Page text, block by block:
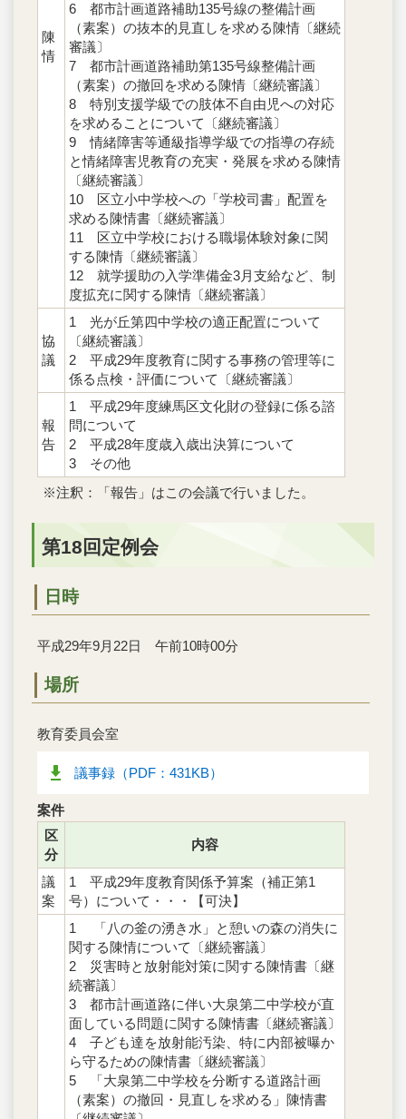
陳
情
6 都市計画道路補助135号線の整備計画
（素案）の抜本的見直しを求める陳情〔継続
審議〕
7 都市計画道路補助第135号線整備計画
（素案）の撤回を求める陳情〔継続審議〕
8 特別支援学級での肢体不自由児への対応
を求めることについて〔継続審議〕
9 情緒障害等通級指導学級での指導の存続
と情緒障害児教育の充実・発展を求める陳情
〔継続審議〕
10 区立小中学校への「学校司書」配置を
求める陳情書〔継続審議〕
11 区立中学校における職場体験対象に関
する陳情〔継続審議〕
12 就学援助の入学準備金3月支給など、制
度拡充に関する陳情〔継続審議〕
協
議
1 光が丘第四中学校の適正配置について
〔継続審議〕
2 平成29年度教育に関する事務の管理等に
係る点検・評価について〔継続審議〕
報
告
1 平成29年度練馬区文化財の登録に係る諮
問について
2 平成28年度歳入歳出決算について
3 その他
※注釈：「報告」はこの会議で行いました。
第18回定例会
日時
平成29年9月22日 午前10時00分
場所
教育委員会室
議事録（PDF：431KB）
案件
区
分
内容
議
案
1 平成29年度教育関係予算案（補正第1
号）について・・・【可決】
1 「八の釜の湧き水」と憩いの森の消失に
関する陳情について〔継続審議〕
2 災害時と放射能対策に関する陳情書〔継
続審議〕
3 都市計画道路に伴い大泉第二中学校が直
面している問題に関する陳情書〔継続審議〕
4 子ども達を放射能汚染、特に内部被曝か
ら守るための陳情書〔継続審議〕
5 「大泉第二中学校を分断する道路計画
（素案）の撤回・見直しを求める」陳情書